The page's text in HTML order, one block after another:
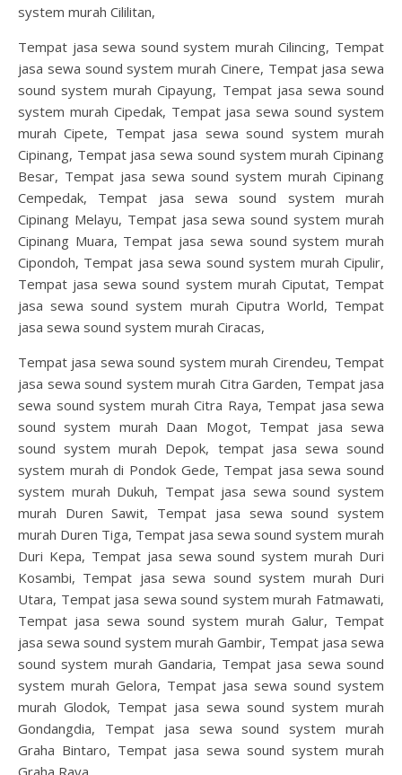
system murah Cililitan,
Tempat jasa sewa sound system murah Cilincing, Tempat
jasa sewa sound system murah Cinere, Tempat jasa sewa
sound system murah Cipayung, Tempat jasa sewa sound
system murah Cipedak, Tempat jasa sewa sound system
murah Cipete, Tempat jasa sewa sound system murah
Cipinang, Tempat jasa sewa sound system murah Cipinang
Besar, Tempat jasa sewa sound system murah Cipinang
Cempedak, Tempat jasa sewa sound system murah
Cipinang Melayu, Tempat jasa sewa sound system murah
Cipinang Muara, Tempat jasa sewa sound system murah
Cipondoh, Tempat jasa sewa sound system murah Cipulir,
Tempat jasa sewa sound system murah Ciputat, Tempat
jasa sewa sound system murah Ciputra World, Tempat
jasa sewa sound system murah Ciracas,
Tempat jasa sewa sound system murah Cirendeu, Tempat
jasa sewa sound system murah Citra Garden, Tempat jasa
sewa sound system murah Citra Raya, Tempat jasa sewa
sound system murah Daan Mogot, Tempat jasa sewa
sound system murah Depok, tempat jasa sewa sound
system murah di Pondok Gede, Tempat jasa sewa sound
system murah Dukuh, Tempat jasa sewa sound system
murah Duren Sawit, Tempat jasa sewa sound system
murah Duren Tiga, Tempat jasa sewa sound system murah
Duri Kepa, Tempat jasa sewa sound system murah Duri
Kosambi, Tempat jasa sewa sound system murah Duri
Utara, Tempat jasa sewa sound system murah Fatmawati,
Tempat jasa sewa sound system murah Galur, Tempat
jasa sewa sound system murah Gambir, Tempat jasa sewa
sound system murah Gandaria, Tempat jasa sewa sound
system murah Gelora, Tempat jasa sewa sound system
murah Glodok, Tempat jasa sewa sound system murah
Gondangdia, Tempat jasa sewa sound system murah
Graha Bintaro, Tempat jasa sewa sound system murah
Graha Raya,